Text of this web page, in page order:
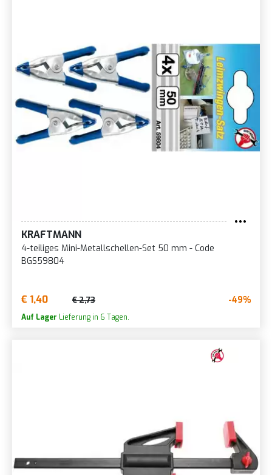
KRAFTMANN
4-teiliges Mini-Metallschellen-Set 50 mm - Code
BGS59804
€ 1,40 € 2,73 -49%
Auf Lager Lieferung in 6 Tagen.